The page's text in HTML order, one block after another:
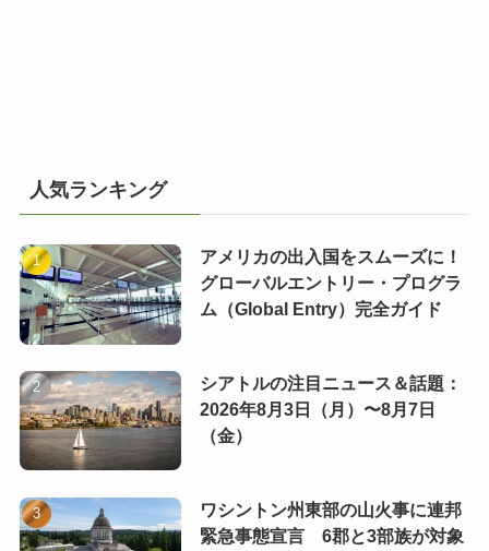
人気ランキング
アメリカの出入国をスムーズに！
グローバルエントリー・プログラ
ム（Global Entry）完全ガイド
シアトルの注目ニュース＆話題：
2026年8月3日（月）〜8月7日
（金）
ワシントン州東部の山火事に連邦
緊急事態宣言 6郡と3部族が対象